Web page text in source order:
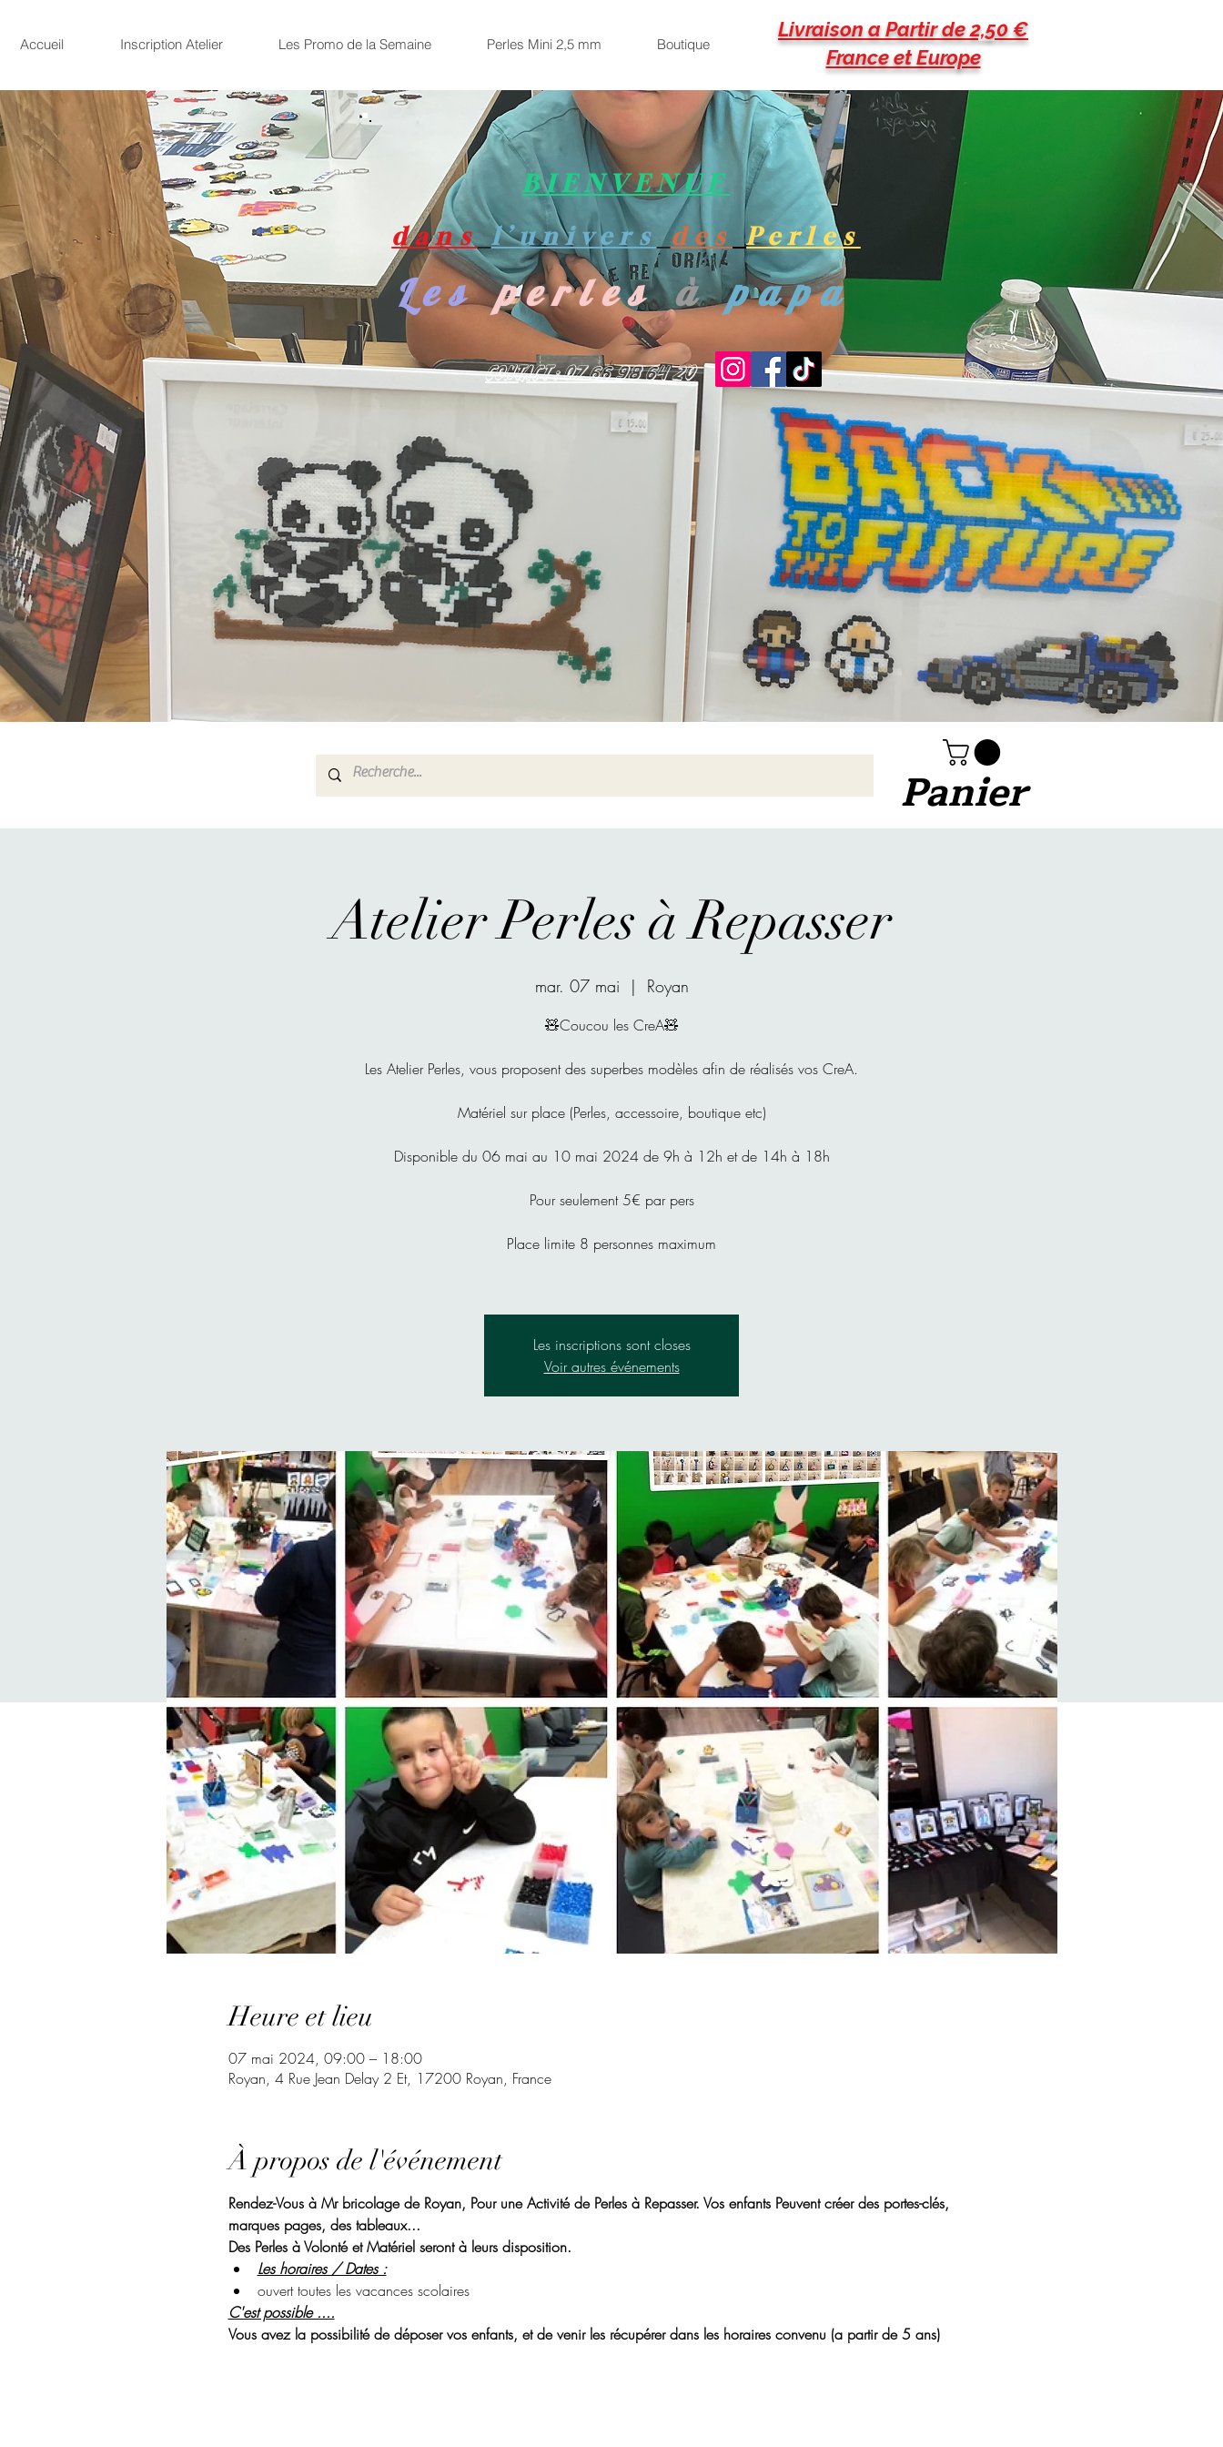
Accueil Inscription Atelier Les Promo de la Semaine Perles Mini 2,5 mm Boutique
Livraison a Partir de 2,50 €
France et Europe
BIENVENUE
dans
l’univers des Perles
Les perles à papa
Contact : 07 66 98 64 20
Panier
Atelier Perles à Repasser
mar. 07 mai
  |
Royan
🧸Coucou les CreA🧸
Les Atelier Perles, vous proposent des superbes modèles afin de réalisés vos CreA.
Matériel sur place (Perles, accessoire, boutique etc)
Disponible du 06 mai au 10 mai 2024 de 9h à 12h et de 14h à 18h
Pour seulement 5€ par pers
Place limite 8 personnes maximum
Les inscriptions sont closes
Voir autres événements
Heure et lieu
07 mai 2024, 09:00 – 18:00
Royan, 4 Rue Jean Delay 2 Et, 17200 Royan, France
À propos de l'événement
Rendez-Vous à Mr bricolage de Royan, Pour une Activité de Perles à Repasser. Vos enfants Peuvent créer des portes-clés,
marques pages, des tableaux...
Des Perles à Volonté et Matériel seront à leurs disposition.
Les horaires / Dates :
ouvert toutes les vacances scolaires
C'est possible ....
Vous avez la possibilité de déposer vos enfants, et de venir les récupérer dans les horaires convenu (a partir de 5 ans)